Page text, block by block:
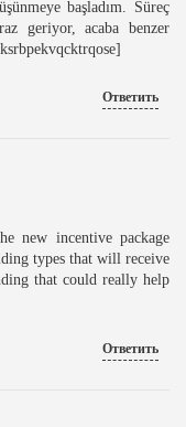
başladım. Süreç
geriyor, acaba benzer
Ответить
new incentive package
types that will receive
that could really help
Ответить